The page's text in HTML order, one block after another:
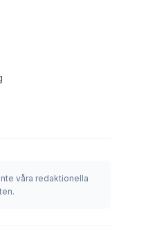
våra redaktionella